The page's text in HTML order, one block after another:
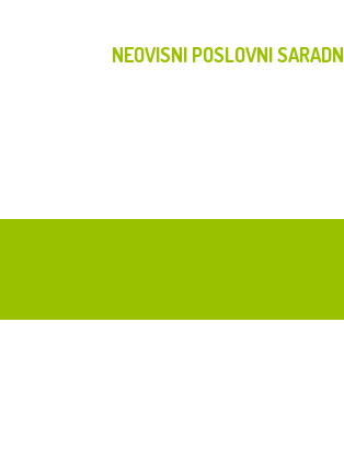
NEOVISNI POSLOVNI